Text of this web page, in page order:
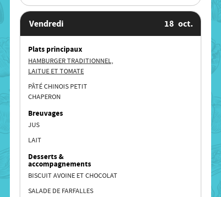
Vendredi 18 oct.
Plats principaux
HAMBURGER TRADITIONNEL,
LAITUE ET TOMATE
PÂTÉ CHINOIS PETIT
CHAPERON
Breuvages
JUS
LAIT
Desserts &
accompagnements
BISCUIT AVOINE ET CHOCOLAT
SALADE DE FARFALLES